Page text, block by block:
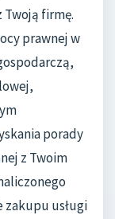
Twoją firmę.
prawnej w
porady
z Twoim
zakupu usługi